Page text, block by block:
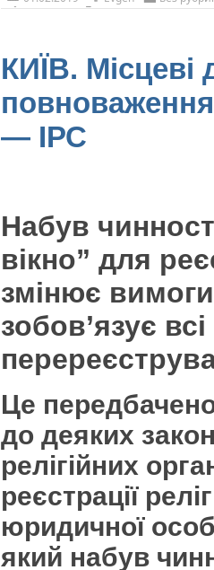
КИЇВ. Місцеві
повноваження
— ІРС
Набув
вікно” для
змінює
зобов’язує всі
Це
до деяких
релігійних
реєстрації
юридичної
який набув